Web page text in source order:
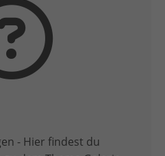
- Hier findest du